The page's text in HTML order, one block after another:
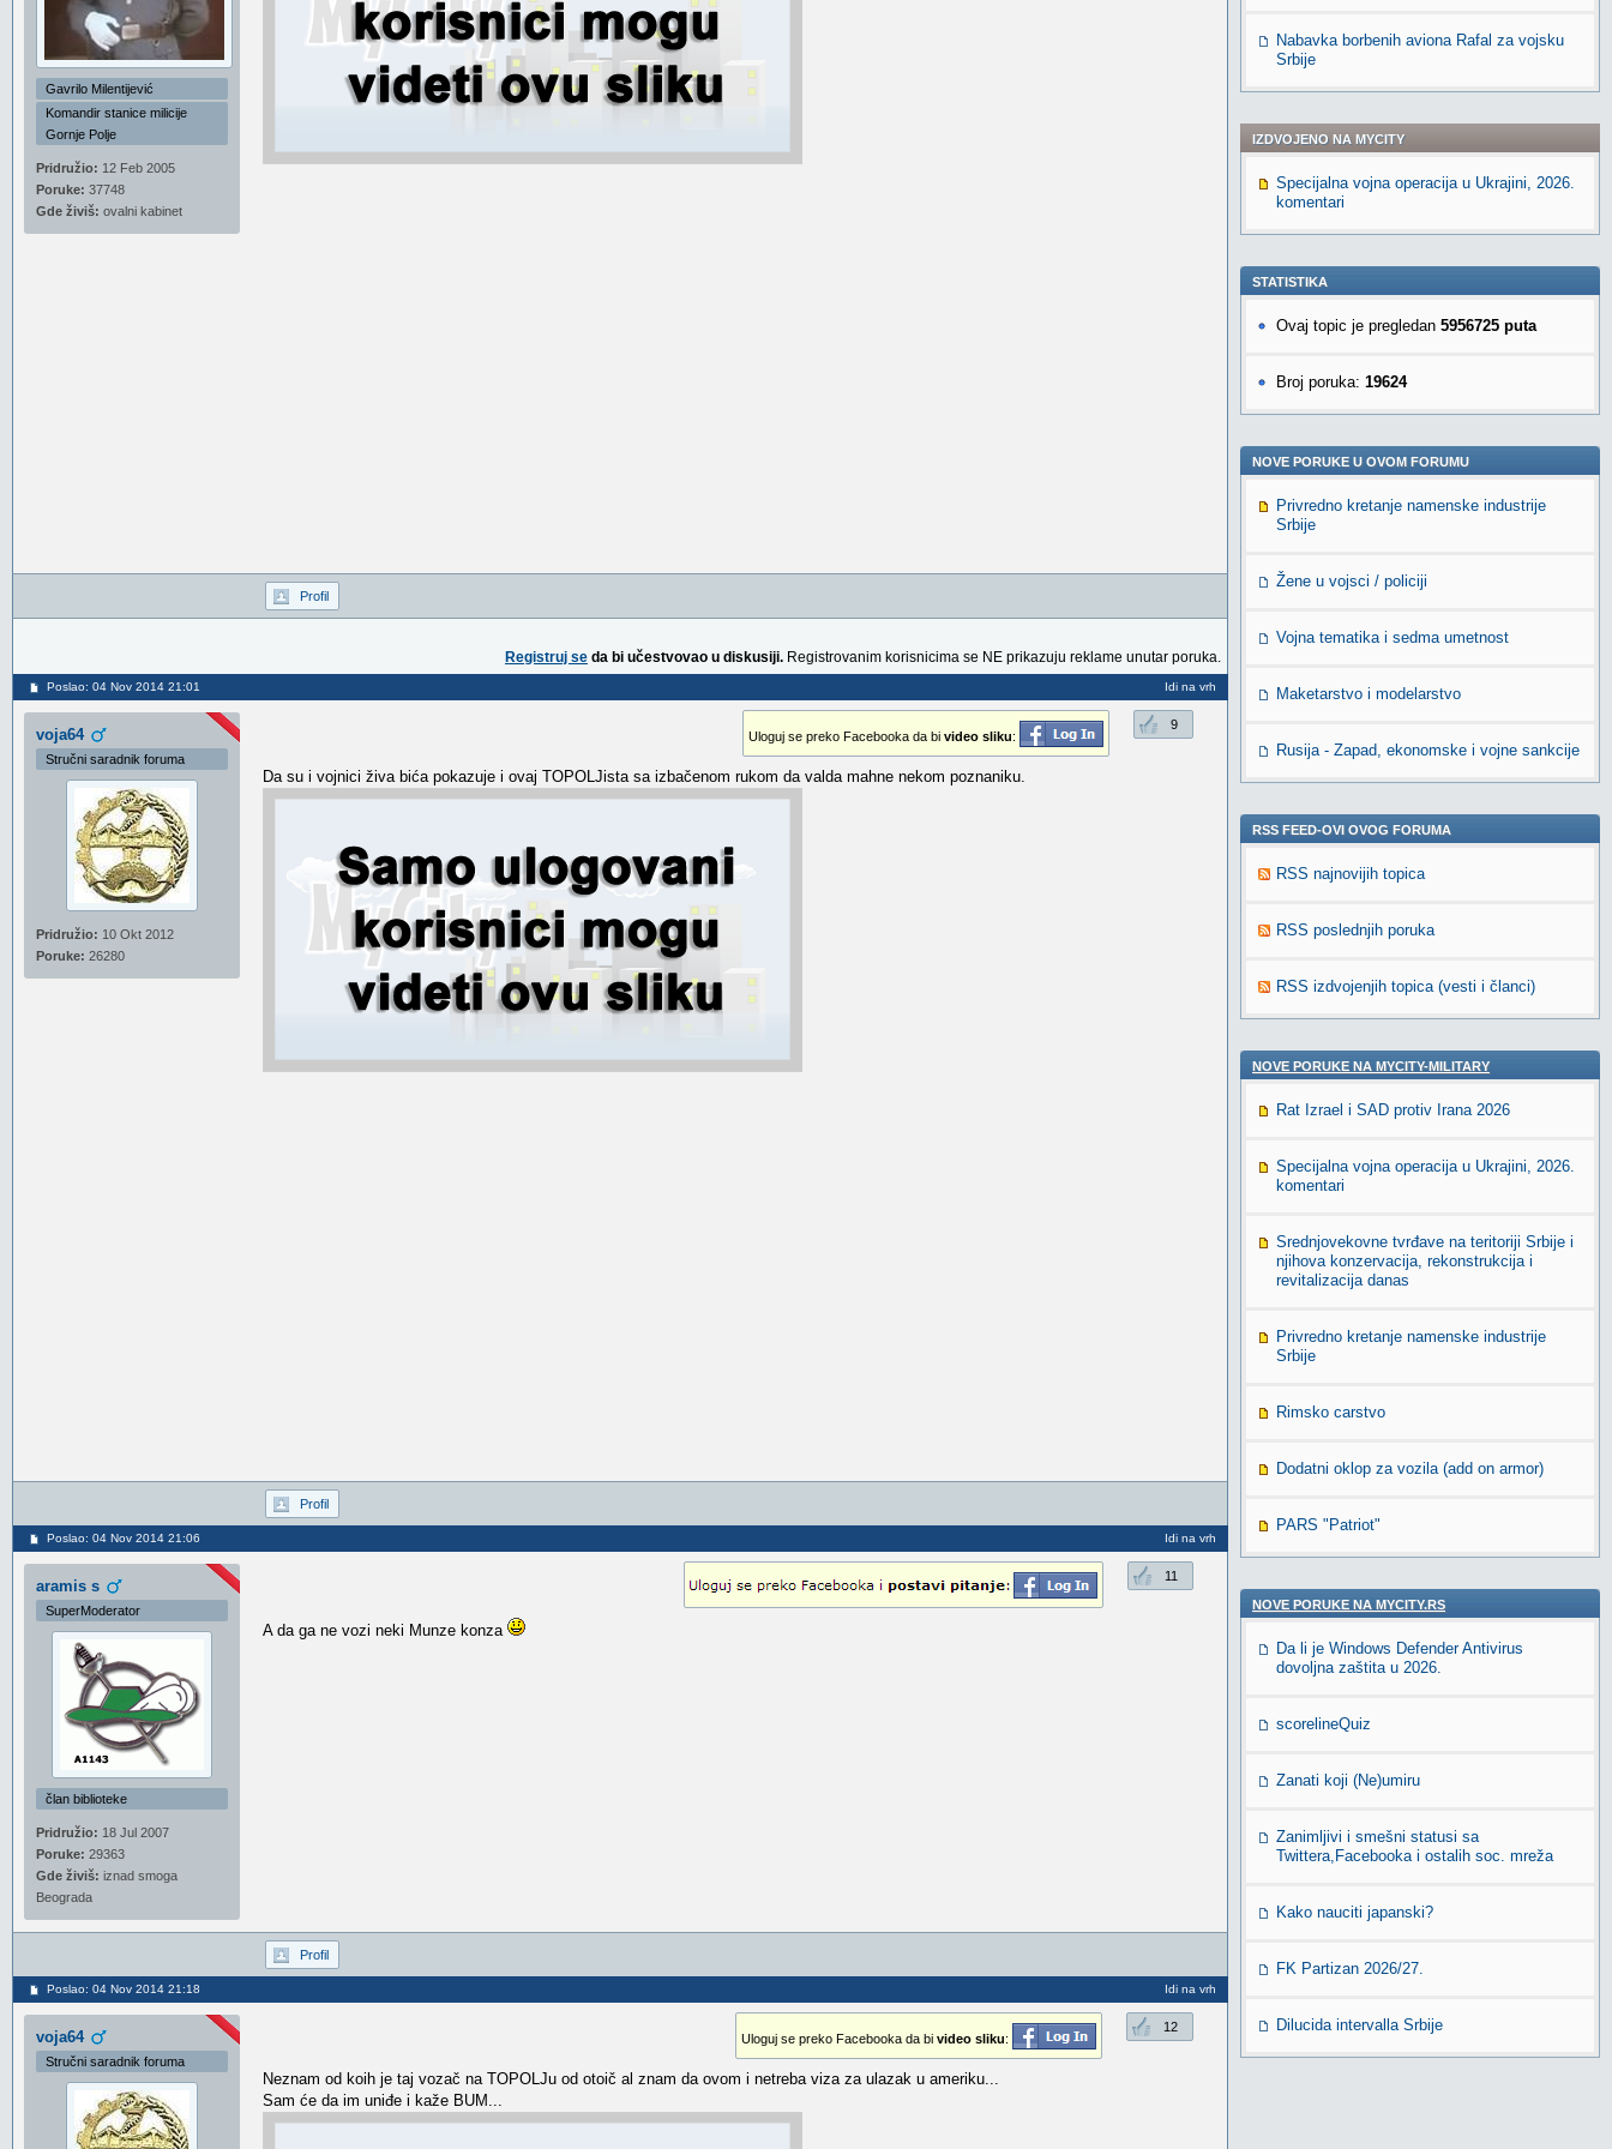
Gavrilo Milentijević
Komandir stanice milicije
Gornje Polje
Pridružio: 12 Feb 2005
Poruke: 37748
Gde živiš: ovalni kabinet
Profil
Registruj se da bi učestvovao u diskusiji. Registrovanim korisnicima se NE prikazuju reklame unutar poruka.
Poslao: 04 Nov 2014 21:01 Idi na vrh
voja64
Stručni saradnik foruma
Pridružio: 10 Okt 2012
Poruke: 26280
9
Uloguj se preko Facebooka da bi video sliku:
Da su i vojnici živa bića pokazuje i ovaj TOPOLJista sa izbačenom rukom da valda mahne nekom poznaniku.
Profil
Poslao: 04 Nov 2014 21:06 Idi na vrh
aramis s
SuperModerator
član biblioteke
Pridružio: 18 Jul 2007
Poruke: 29363
Gde živiš: iznad smoga
Beograda
11
A da ga ne vozi neki Munze konza
Profil
Poslao: 04 Nov 2014 21:18 Idi na vrh
voja64
Stručni saradnik foruma
12
Uloguj se preko Facebooka da bi video sliku:
Neznam od koih je taj vozač na TOPOLJu od otoič al znam da ovom i netreba viza za ulazak u ameriku...
Sam će da im uniđe i kaže BUM...
Nabavka borbenih aviona Rafal za vojsku
Srbije
IZDVOJENO NA MYCITY
Specijalna vojna operacija u Ukrajini, 2026.
komentari
STATISTIKA
Ovaj topic je pregledan 5956725 puta
Broj poruka: 19624
NOVE PORUKE U OVOM FORUMU
Privredno kretanje namenske industrije
Srbije
Žene u vojsci / policiji
Vojna tematika i sedma umetnost
Maketarstvo i modelarstvo
Rusija - Zapad, ekonomske i vojne sankcije
RSS FEED-OVI OVOG FORUMA
RSS najnovijih topica
RSS poslednjih poruka
RSS izdvojenjih topica (vesti i članci)
NOVE PORUKE NA MYCITY-MILITARY
Rat Izrael i SAD protiv Irana 2026
Specijalna vojna operacija u Ukrajini, 2026.
komentari
Srednjovekovne tvrđave na teritoriji Srbije i
njihova konzervacija, rekonstrukcija i
revitalizacija danas
Privredno kretanje namenske industrije
Srbije
Rimsko carstvo
Dodatni oklop za vozila (add on armor)
PARS "Patriot"
NOVE PORUKE NA MYCITY.RS
Da li je Windows Defender Antivirus
dovoljna zaštita u 2026.
scorelineQuiz
Zanati koji (Ne)umiru
Zanimljivi i smešni statusi sa
Twittera,Facebooka i ostalih soc. mreža
Kako nauciti japanski?
FK Partizan 2026/27.
Dilucida intervalla Srbije